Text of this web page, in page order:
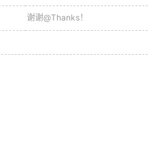
谢谢@Thanks！